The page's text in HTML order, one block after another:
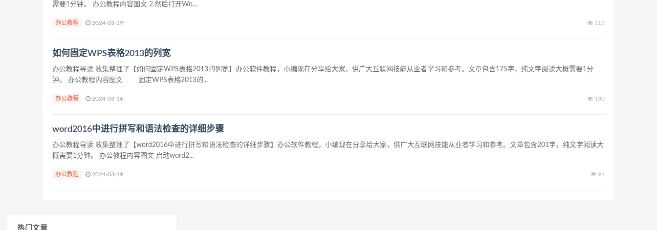
需要1分钟。 办公教程内容图文 2.然后打开Wo...
办公教程 2024-03-19 113
如何固定WPS表格2013的列宽
办公教程导读 收集整理了【如何固定WPS表格2013的列宽】办公软件教程，小编现在分享给大家，供广大互联网技能从业者学习和参考。文章包含175字，纯文字阅读大概需要1分
钟。 办公教程内容图文 固定WPS表格2013的...
办公教程 2024-03-16 130
word2016中进行拼写和语法检查的详细步骤
办公教程导读 收集整理了【word2016中进行拼写和语法检查的详细步骤】办公软件教程，小编现在分享给大家，供广大互联网技能从业者学习和参考。文章包含201字，纯文字阅读大
概需要1分钟。 办公教程内容图文 启动word2...
办公教程 2024-03-19 91
热门文章